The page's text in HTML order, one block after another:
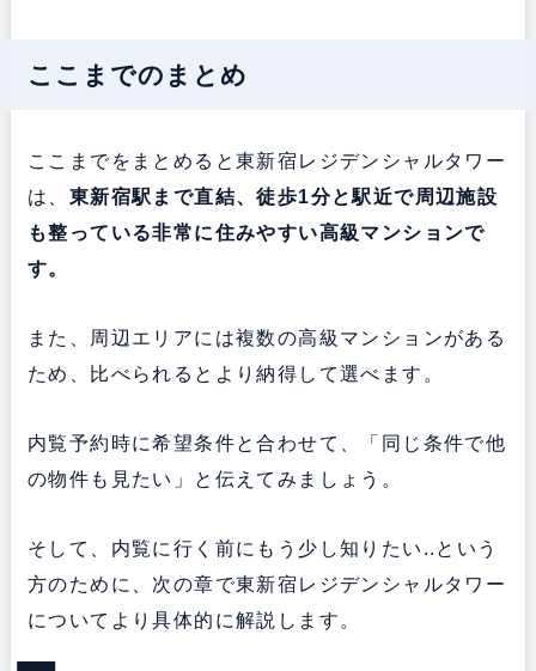
ここまでのまとめ
ここまでをまとめると東新宿レジデンシャルタワー
は、 東新宿駅まで直結、徒歩1分と駅近で周辺施設
も整っている非常に住みやすい高級マンションで
す。
また、周辺エリアには複数の高級マンションがある
ため、比べられるとより納得して選べます。
内覧予約時に希望条件と合わせて、「同じ条件で他
の物件も見たい」と伝えてみましょう。
そして、内覧に行く前にもう少し知りたい..という
方のために、次の章で東新宿レジデンシャルタワー
についてより具体的に解説します。